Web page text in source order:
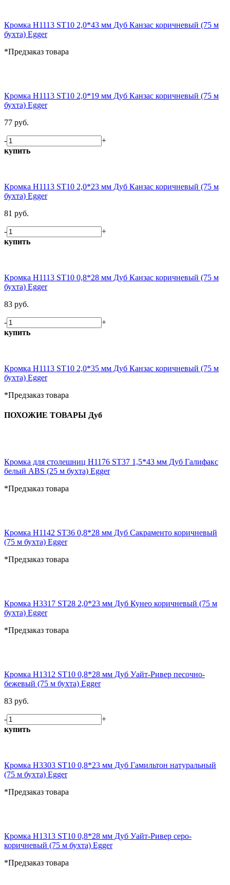
Кромка H1113 ST10 2,0*43 мм Дуб Канзас коричневый (75 м
бухта) Egger
*Предзаказ товара
Кромка H1113 ST10 2,0*19 мм Дуб Канзас коричневый (75 м
бухта) Egger
77 руб.
-
+
купить
Кромка H1113 ST10 2,0*23 мм Дуб Канзас коричневый (75 м
бухта) Egger
81 руб.
-
+
купить
Кромка H1113 ST10 0,8*28 мм Дуб Канзас коричневый (75 м
бухта) Egger
83 руб.
-
+
купить
Кромка H1113 ST10 2,0*35 мм Дуб Канзас коричневый (75 м
бухта) Egger
*Предзаказ товара
ПОХОЖИЕ ТОВАРЫ Дуб
Кромка для столешниц H1176 ST37 1,5*43 мм Дуб Галифакс
белый ABS (25 м бухта) Egger
*Предзаказ товара
Кромка H1142 ST36 0,8*28 мм Дуб Сакраменто коричневый
(75 м бухта) Egger
*Предзаказ товара
Кромка H3317 ST28 2,0*23 мм Дуб Кунео коричневый (75 м
бухта) Egger
*Предзаказ товара
Кромка H1312 ST10 0,8*28 мм Дуб Уайт-Ривер песочно-
бежевый (75 м бухта) Egger
83 руб.
-
+
купить
Кромка H3303 ST10 0,8*23 мм Дуб Гамильтон натуральный
(75 м бухта) Egger
*Предзаказ товара
Кромка H1313 ST10 0,8*28 мм Дуб Уайт-Ривер серо-
коричневый (75 м бухта) Egger
*Предзаказ товара